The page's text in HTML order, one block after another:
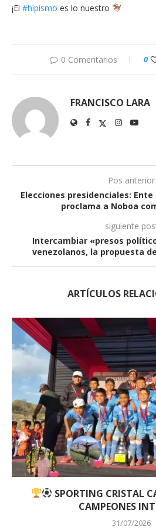
¡El #hipismo es lo nuestro
0 Comentarios 0
FRANCISCO LARA
Pos anterior
Elecciones presidenciales:
proclama a Noboa
siguiente
Intercambiar «presos
venezolanos, la propuesta
ARTÍCULOS
SPORTING CRISTAL
CAMPEONES
31/07/2026